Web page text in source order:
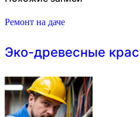
Ремонт на даче
Эко-древесные